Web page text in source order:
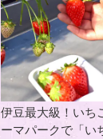
伊豆最大級！いち
ーマパークで「い